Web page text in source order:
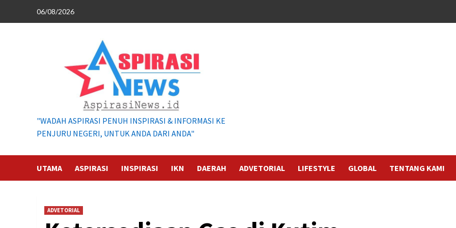
06/08/2026
"WADAH ASPIRASI PENUH INSPIRASI & INFORMASI KE
PENJURU NEGERI, UNTUK ANDA DARI ANDA"
UTAMA ASPIRASI INSPIRASI IKN DAERAH ADVETORIAL LIFESTYLE GLOBAL TENTANG KAMI
ADVETORIAL